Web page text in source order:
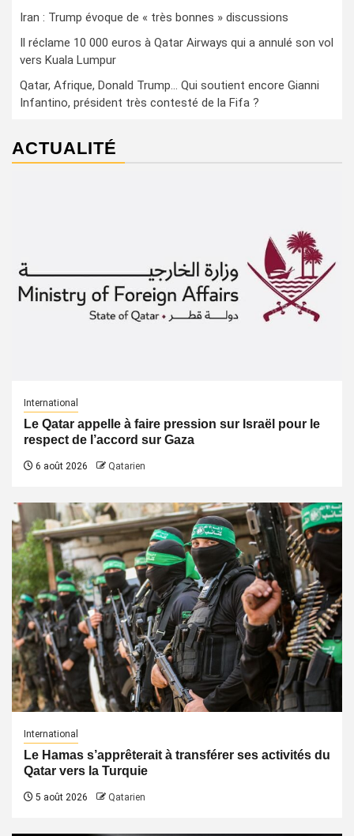
Iran : Trump évoque de « très bonnes » discussions
Il réclame 10 000 euros à Qatar Airways qui a annulé son vol
vers Kuala Lumpur
Qatar, Afrique, Donald Trump… Qui soutient encore Gianni
Infantino, président très contesté de la Fifa ?
ACTUALITÉ
International
Le Qatar appelle à faire pression sur Israël pour le
respect de l’accord sur Gaza
6 août 2026 Qatarien
International
Le Hamas s’apprêterait à transférer ses activités du
Qatar vers la Turquie
5 août 2026 Qatarien